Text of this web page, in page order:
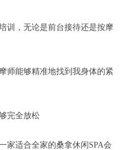
，无论是前台接待还是按摩
能够精准地找到我身体的紧
完全放松
适合全家的桑拿休闲SPA会